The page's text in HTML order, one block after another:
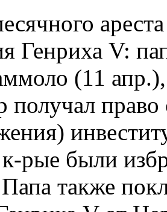
Генриха V:
(11
получал
рые были
также